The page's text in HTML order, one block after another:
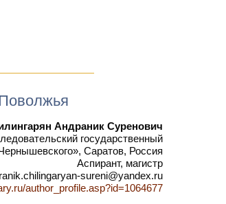
Андраник Суренович
государственный
Саратов, Россия
Аспирант, магистр
sureni@yandex.ru
author_profile.asp?id=1064677